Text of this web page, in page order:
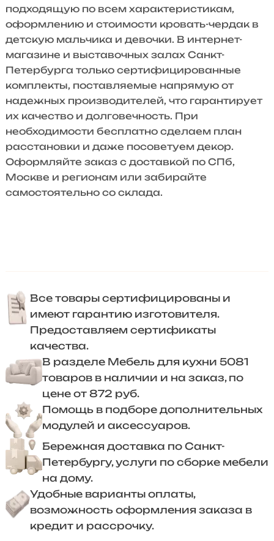
подходящую по всем характеристикам,
оформлению и стоимости кровать-чердак в
детскую мальчика и девочки. В интернет-
магазине и выставочных залах Санкт-
Петербурга только сертифицированные
комплекты, поставляемые напрямую от
надежных производителей, что гарантирует
их качество и долговечность. При
необходимости бесплатно сделаем план
расстановки и даже посоветуем декор.
Оформляйте заказ с доставкой по СПб,
Москве и регионам или забирайте
самостоятельно со склада.
Все товары сертифицированы и
имеют гарантию изготовителя.
Предоставляем сертификаты
качества.
В разделе Мебель для кухни 5081
товаров в наличии и на заказ, по
цене от 872 руб.
Помощь в подборе дополнительных
модулей и аксессуаров.
Бережная доставка по Санкт-
Петербургу, услуги по сборке мебели
на дому.
Удобные варианты оплаты,
возможность оформления заказа в
кредит и рассрочку.